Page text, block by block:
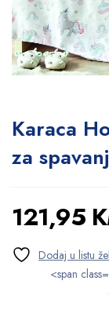
Karaca
za
121,95
<span